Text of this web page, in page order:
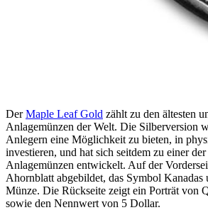
DerMaple Leaf Gold zählt zu den ältesten
Anlagemünzen der Welt. Die Silberversion
Anlegern eine Möglichkeit zu bieten, in
investieren, und hat sich seitdem zu einer der
Anlagemünzen entwickelt. Auf der
Ahornblatt abgebildet, das Symbol Kanadas
Münze. Die Rückseite zeigt ein Porträt von
sowie den Nennwert von 5 Dollar.